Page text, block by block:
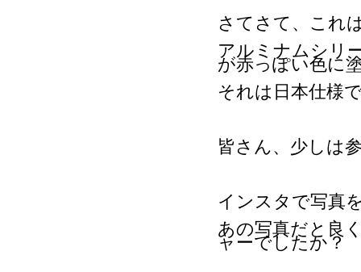
さてさて、これ
アルミナムシリ
が赤っぽい色に
それは日本仕様
皆さん、少しは
インスタで写真
あの写真だと良
ャーでしたか？